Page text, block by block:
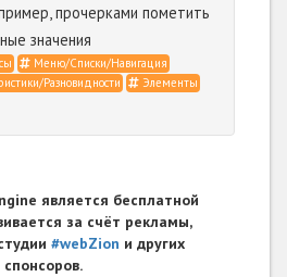
прочерками пометить
значения
Меню/Списки/Навигация
Разновидности
Элементы
является бесплатной
за счёт рекламы,
#webZion и других
спонсоров.